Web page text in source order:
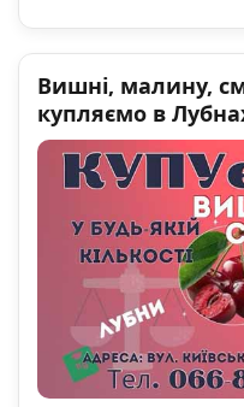
Вишні, малину,
купляємо в